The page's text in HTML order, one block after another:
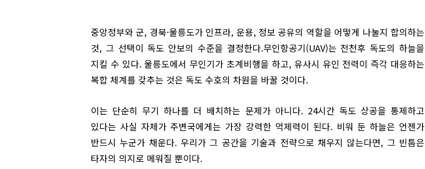
중앙정부와 군, 경북·울릉도가 인프라, 운용, 정보 공유의 역할을 어떻게 나눌지 합의하는
것, 그 선택이 독도 안보의 수준을 결정한다.무인항공기(UAV)는 전천후 독도의 하늘을
지킬 수 있다. 울릉도에서 무인기가 초계비행을 하고, 유사시 유인 전력이 즉각 대응하는
복합 체계를 갖추는 것은 독도 수호의 차원을 바꿀 것이다.
이는 단순히 무기 하나를 더 배치하는 문제가 아니다. 24시간 독도 상공을 통제하고
있다는 사실 자체가 주변국에게는 가장 강력한 억제력이 된다. 비워 둔 하늘은 언젠가
반드시 누군가 채운다. 우리가 그 공간을 기술과 전략으로 채우지 않는다면, 그 빈틈은
타자의 의지로 메워질 뿐이다.